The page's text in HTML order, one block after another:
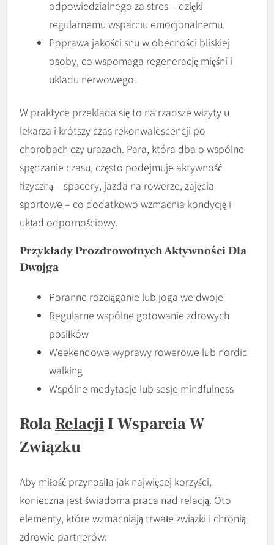
odpowiedzialnego za stres – dzięki
regularnemu wsparciu emocjonalnemu.
Poprawa jakości snu w obecności bliskiej
osoby, co wspomaga regenerację mięśni i
układu nerwowego.
W praktyce przekłada się to na rzadsze wizyty u
lekarza i krótszy czas rekonwalescencji po
chorobach czy urazach. Para, która dba o wspólne
spędzanie czasu, często podejmuje aktywność
fizyczną – spacery, jazda na rowerze, zajęcia
sportowe – co dodatkowo wzmacnia kondycję i
układ odpornościowy.
Przykłady Prozdrowotnych Aktywności Dla
Dwojga
Poranne rozciąganie lub joga we dwoje
Regularne wspólne gotowanie zdrowych
posiłków
Weekendowe wyprawy rowerowe lub nordic
walking
Wspólne medytacje lub sesje mindfulness
Rola Relacji I Wsparcia W
Związku
Aby miłość przynosiła jak najwięcej korzyści,
konieczna jest świadoma praca nad relacją. Oto
elementy, które wzmacniają trwałe związki i chronią
zdrowie partnerów: